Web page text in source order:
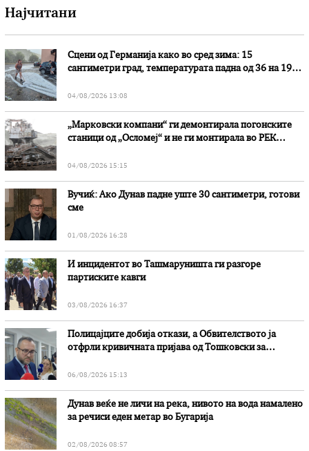
Најчитани
Сцени од Германија како во сред зима: 15
сантиметри град, температурата падна од 36 на 19
04/08/2026 13:08
„Марковски компани“ ги демонтирала погонските
станици од „Осломеј“ и не ги монтирала во РЕК
04/08/2026 15:15
Вучиќ: Ако Дунав падне уште 30 сантиметри, готови
сме
01/08/2026 16:28
И инцидентот во Ташмаруништa ги разгоре
партиските кавги
03/08/2026 16:37
Полицајците добија откази, а Обвителството ја
отфрли кривичната пријава од Тошковски за
06/08/2026 15:13
Дунав веќе не личи на река, нивото на вода намалено
за речиси еден метар во Бугарија
02/08/2026 08:57